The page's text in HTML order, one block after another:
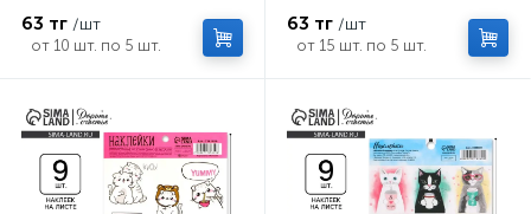
63 тг /шт
от 10 шт. по 5 шт.
63 тг /шт
от 15 шт. по 5 шт.